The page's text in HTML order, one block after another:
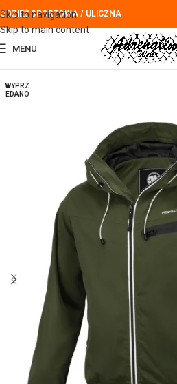
Skip to navigation
Skip to main content
ODZIEŻ SPORTOWA / ULICZNA
MENU
WYPRZ
EDANO